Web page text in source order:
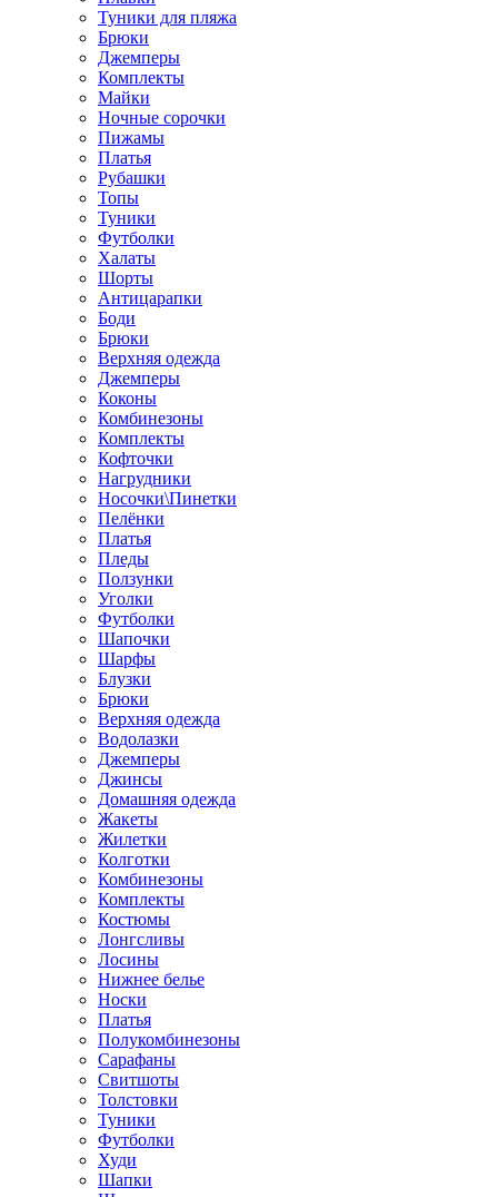
Туники для пляжа
Брюки
Джемперы
Комплекты
Майки
Ночные сорочки
Пижамы
Платья
Рубашки
Топы
Туники
Футболки
Халаты
Шорты
Антицарапки
Боди
Брюки
Верхняя одежда
Джемперы
Коконы
Комбинезоны
Комплекты
Кофточки
Нагрудники
Носочки\Пинетки
Пелёнки
Платья
Пледы
Ползунки
Уголки
Футболки
Шапочки
Шарфы
Блузки
Брюки
Верхняя одежда
Водолазки
Джемперы
Джинсы
Домашняя одежда
Жакеты
Жилетки
Колготки
Комбинезоны
Комплекты
Костюмы
Лонгсливы
Лосины
Нижнее белье
Носки
Платья
Полукомбинезоны
Сарафаны
Свитшоты
Толстовки
Туники
Футболки
Худи
Шапки